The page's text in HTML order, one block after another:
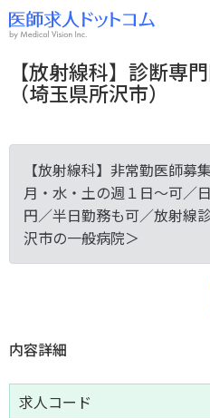
【放射線科】診断専
（埼玉県所沢市）
【放射線科】非常勤医師募
月・水・土の週１日～可／
円／半日勤務も可／放射線
沢市の一般病院＞
内容詳細
求人コード